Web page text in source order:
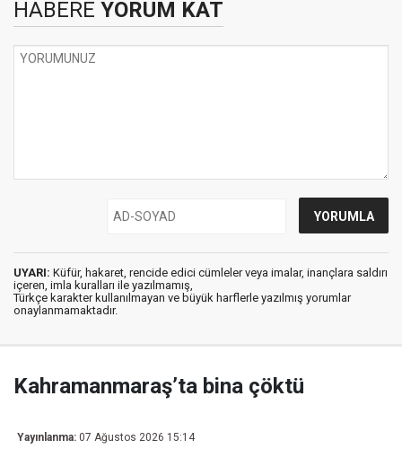
HABERE YORUM KAT
UYARI: Küfür, hakaret, rencide edici cümleler veya imalar, inançlara saldırı
içeren, imla kuralları ile yazılmamış,
Türkçe karakter kullanılmayan ve büyük harflerle yazılmış yorumlar
onaylanmamaktadır.
Kahramanmaraş’ta bina çöktü
Yayınlanma: 07 Ağustos 2026 15:14